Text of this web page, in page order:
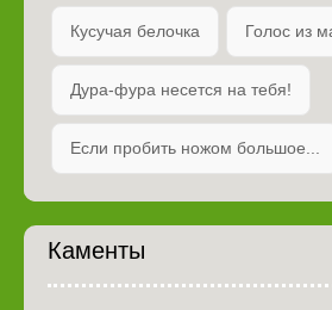
Кусучая белочка Голос из
Дура-фура несется на тебя!
Если пробить ножом большое...
Каменты